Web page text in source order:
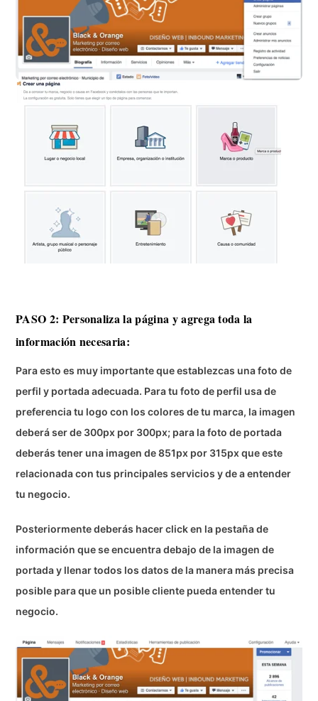
PASO 2: Personaliza la página y agrega toda la
información necesaria:
Para esto es muy importante que establezcas una foto de
perfil y portada adecuada. Para tu foto de perfil usa de
preferencia tu logo con los colores de tu marca, la imagen
deberá ser de 300px por 300px; para la foto de portada
deberás tener una imagen de 851px por 315px que este
relacionada con tus principales servicios y de a entender
tu negocio.
Posteriormente deberás hacer click en la pestaña de
información que se encuentra debajo de la imagen de
portada y llenar todos los datos de la manera más precisa
posible para que un posible cliente pueda entender tu
negocio.